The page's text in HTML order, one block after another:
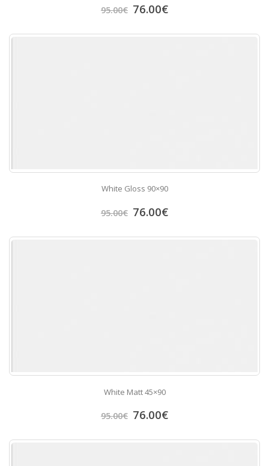
95.00€ 76.00€
White Gloss 90×90
95.00€ 76.00€
White Matt 45×90
95.00€ 76.00€